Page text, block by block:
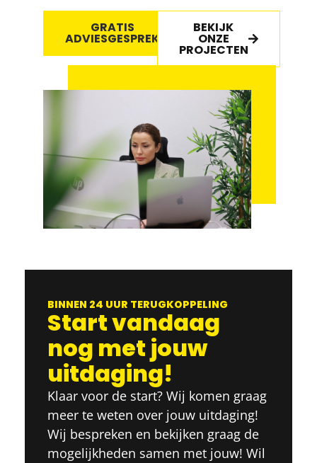
GRATIS
ADVIESGESPREK
BEKIJK
ONZE
PROJECTEN
BINNEN 24 UUR TERUGKOPPELING
Start vandaag
nog met jouw
uitdaging!
Klaar voor de start? Wij komen graag
meer te weten over jouw uitdaging!
Wij bespreken en bekijken graag de
mogelijkheden samen met jouw! Wil